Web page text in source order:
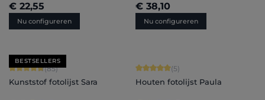
€ 22,55
Nu configureren
€ 38,10
Nu configureren
BESTSELLERS
Gemiddelde waardering van 4.71 van 5 sterren
(85)
Kunststof fotolijst Sara
Gemiddelde waardering van 5 van 5
(5)
Houten fotolijst Paula